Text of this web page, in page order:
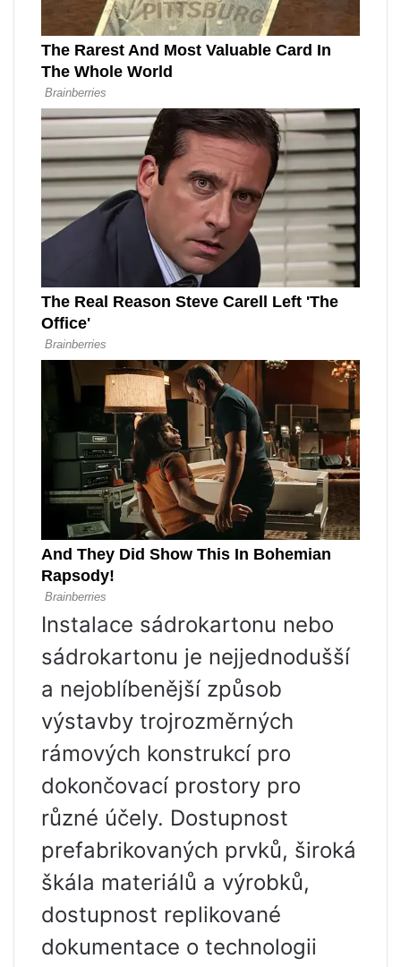
Instalace sádrokartonu nebo
sádrokartonu je nejjednodušší
a nejoblíbenější způsob
výstavby trojrozměrných
rámových konstrukcí pro
dokončovací prostory pro
různé účely. Dostupnost
prefabrikovaných prvků, široká
škála materiálů a výrobků,
dostupnost replikované
dokumentace o technologii